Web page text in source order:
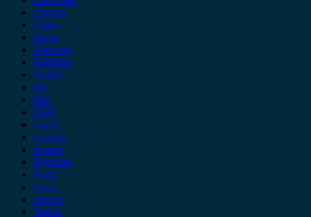
Citroen
Cupra
Dacia
Daewoo
Daihatsu
Dodge
DS
Fiat
Ford
Geely
Gonow
Honda
Hyundai
Isuzu
iveco
Jaecoo
Jaguar